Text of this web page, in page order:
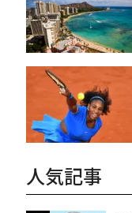
人気記事